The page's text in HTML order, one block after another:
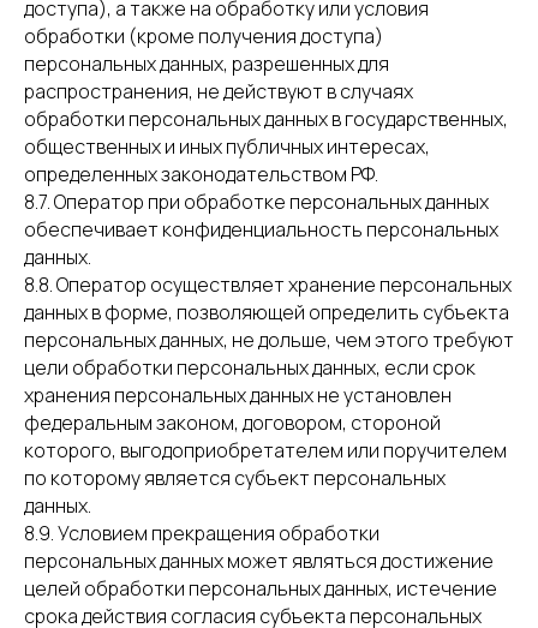
доступа), а также на обработку или условия
обработки (кроме получения доступа)
персональных данных, разрешенных для
распространения, не действуют в случаях
обработки персональных данных в государственных,
общественных и иных публичных интересах,
определенных законодательством РФ.
8.7. Оператор при обработке персональных данных
обеспечивает конфиденциальность персональных
данных.
8.8. Оператор осуществляет хранение персональных
данных в форме, позволяющей определить субъекта
персональных данных, не дольше, чем этого требуют
цели обработки персональных данных, если срок
хранения персональных данных не установлен
федеральным законом, договором, стороной
которого, выгодоприобретателем или поручителем
по которому является субъект персональных
данных.
8.9. Условием прекращения обработки
персональных данных может являться достижение
целей обработки персональных данных, истечение
срока действия согласия субъекта персональных